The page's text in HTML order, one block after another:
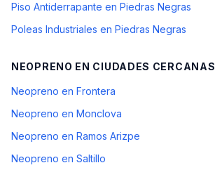
Piso Antiderrapante en Piedras Negras
Poleas Industriales en Piedras Negras
NEOPRENO EN CIUDADES CERCANAS
Neopreno en Frontera
Neopreno en Monclova
Neopreno en Ramos Arizpe
Neopreno en Saltillo